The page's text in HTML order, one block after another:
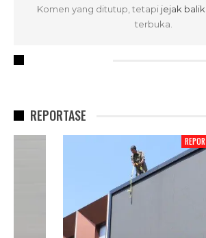
Komen yang ditutup, tetapi jejak balik
terbuka.
REPORTASE